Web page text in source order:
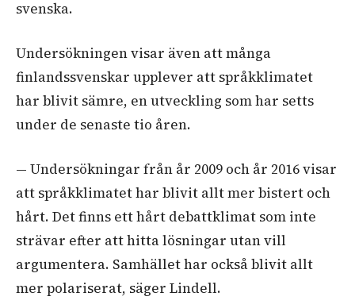
svenska.
Undersökningen visar även att många
finlandssvenskar upplever att språkklimatet
har blivit sämre, en utveckling som har setts
under de senaste tio åren.
— Undersökningar från år 2009 och år 2016 visar
att språkklimatet har blivit allt mer bistert och
hårt. Det finns ett hårt debattklimat som inte
strävar efter att hitta lösningar utan vill
argumentera. Samhället har också blivit allt
mer polariserat, säger Lindell.